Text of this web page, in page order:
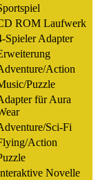
ROM Laufwerk
Spieler Adapter
Action
Puzzle
für Aura
Sci-Fi
Action
Novelle